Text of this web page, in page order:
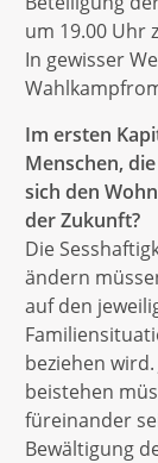
um 19.00 Uhr
In gewisser
Im ersten
Menschen,
sich den
der Zukunft?
Die
ändern
auf den
beziehen
beistehen
füreinander
Bewältigung